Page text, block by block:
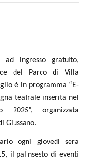
ingresso gratuito,
del Parco di Villa
è in programma “E-
teatrale inserita nel
organizzata
Giussano.
ogni giovedì sera
il palinsesto di eventi